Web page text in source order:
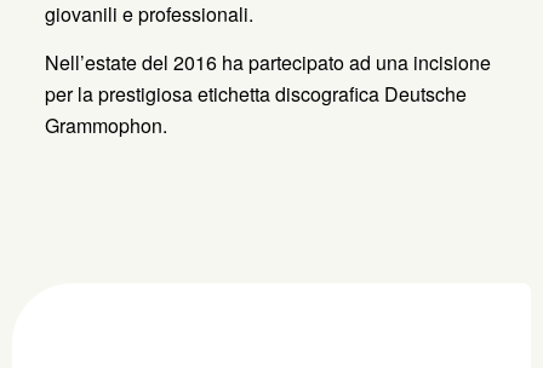
giovanili e professionali.
Nell’estate del 2016 ha partecipato ad una incisione
per la prestigiosa etichetta discografica Deutsche
Grammophon.